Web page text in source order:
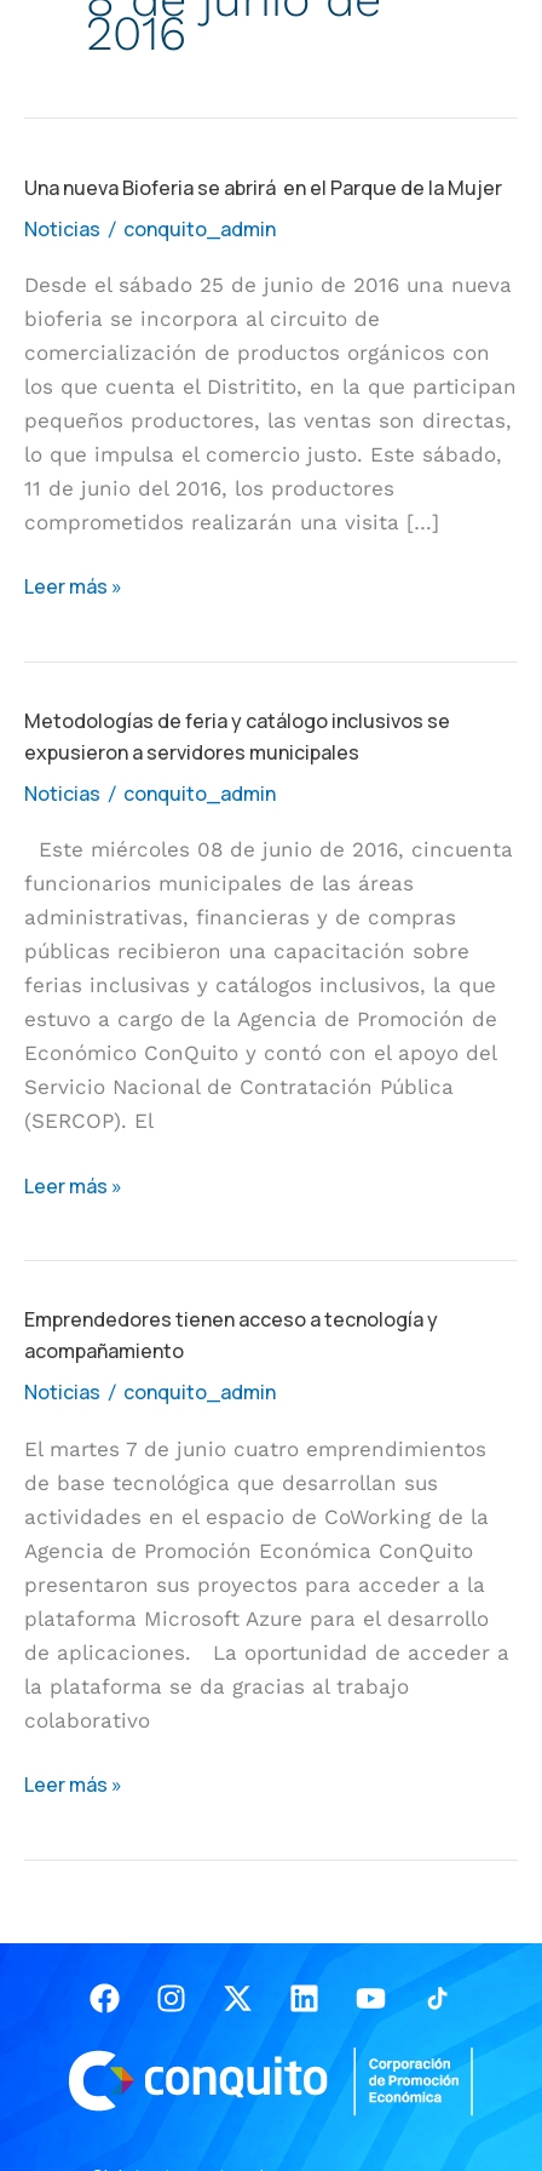
2016
Una nueva Bioferia se abrirá en el Parque de la Mujer
Noticias / conquito_admin
Desde el sábado 25 de junio de 2016 una nueva
bioferia se incorpora al circuito de
comercialización de productos orgánicos con
los que cuenta el Distritito, en la que participan
pequeños productores, las ventas son directas,
lo que impulsa el comercio justo. Este sábado,
11 de junio del 2016, los productores
comprometidos realizarán una visita […]
Una
nueva
se
abrirá
en
el
Parque
de
la
Mujer
Leer más »
Metodologías de feria y catálogo inclusivos se
expusieron a servidores municipales
Noticias / conquito_admin
Este miércoles 08 de junio de 2016, cincuenta
funcionarios municipales de las áreas
administrativas, financieras y de compras
públicas recibieron una capacitación sobre
ferias inclusivas y catálogos inclusivos, la que
estuvo a cargo de la Agencia de Promoción de
Económico ConQuito y contó con el apoyo del
Servicio Nacional de Contratación Pública
(SERCOP). El
Metodologías
de
feria
catálogo
inclusivos
se
expusieron
a
servidores
municipales
Leer más »
Emprendedores tienen acceso a tecnología y
acompañamiento
Noticias / conquito_admin
El martes 7 de junio cuatro emprendimientos
de base tecnológica que desarrollan sus
actividades en el espacio de CoWorking de la
Agencia de Promoción Económica ConQuito
presentaron sus proyectos para acceder a la
plataforma Microsoft Azure para el desarrollo
de aplicaciones. La oportunidad de acceder a
la plataforma se da gracias al trabajo
colaborativo
Emprendedores
tienen
acceso
tecnología
y
acompañamiento
Leer más »
FacebookInstagram
X-
twitter
LinkedinYoutube